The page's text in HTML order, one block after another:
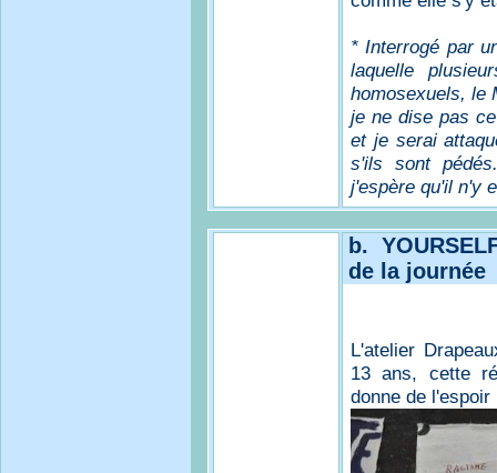
* Interrogé par
laquelle
homosexuels, le
je ne dise pas
et je serai
s'ils sont
j'espère qu'il n'y
b.
de la journée
L'atelier
13 ans, cette
donne de